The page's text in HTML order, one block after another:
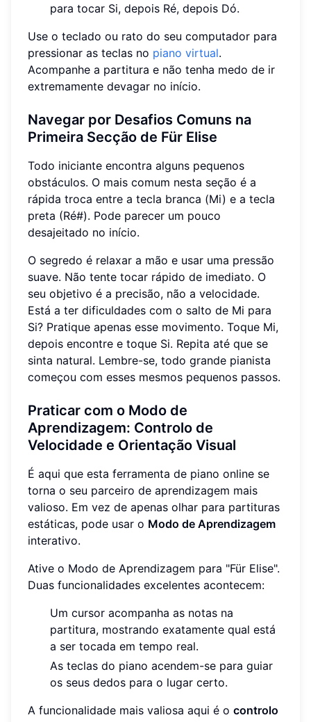
para tocar Si, depois Ré, depois Dó.
Use o teclado ou rato do seu computador para
pressionar as teclas no piano virtual.
Acompanhe a partitura e não tenha medo de ir
extremamente devagar no início.
Navegar por Desafios Comuns na
Primeira Secção de Für Elise
Todo iniciante encontra alguns pequenos
obstáculos. O mais comum nesta seção é a
rápida troca entre a tecla branca (Mi) e a tecla
preta (Ré#). Pode parecer um pouco
desajeitado no início.
O segredo é relaxar a mão e usar uma pressão
suave. Não tente tocar rápido de imediato. O
seu objetivo é a precisão, não a velocidade.
Está a ter dificuldades com o salto de Mi para
Si? Pratique apenas esse movimento. Toque Mi,
depois encontre e toque Si. Repita até que se
sinta natural. Lembre-se, todo grande pianista
começou com esses mesmos pequenos passos.
Praticar com o Modo de
Aprendizagem: Controlo de
Velocidade e Orientação Visual
É aqui que esta ferramenta de piano online se
torna o seu parceiro de aprendizagem mais
valioso. Em vez de apenas olhar para partituras
estáticas, pode usar o Modo de Aprendizagem
interativo.
Ative o Modo de Aprendizagem para "Für Elise".
Duas funcionalidades excelentes acontecem:
Um cursor acompanha as notas na
partitura, mostrando exatamente qual está
a ser tocada em tempo real.
As teclas do piano acendem-se para guiar
os seus dedos para o lugar certo.
A funcionalidade mais valiosa aqui é o controlo